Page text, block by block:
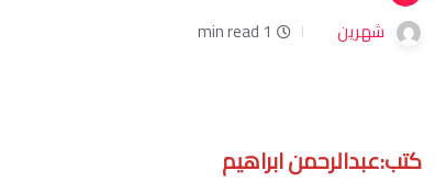
شهرين 1 min read
كتب:عبدالرحمن ابراهيم